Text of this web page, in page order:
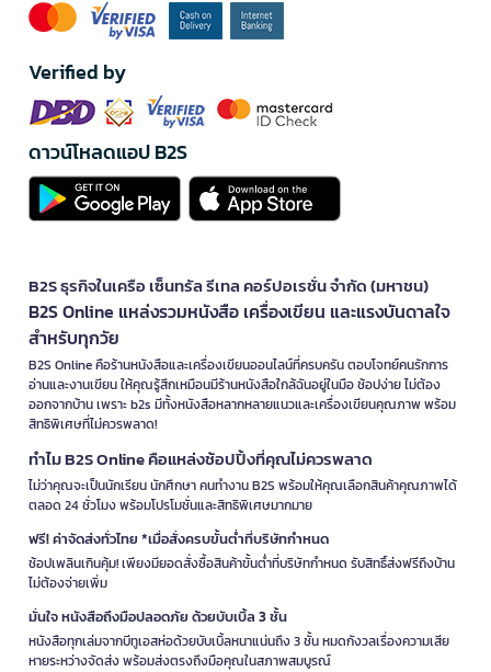
Verified by
ดาวน์โหลดแอป B2S
B2S ธุรกิจในเครือ เซ็นทรัล รีเทล คอร์ปอเรชั่น จำกัด (มหาชน)
B2S Online แหล่งรวมหนังสือ เครื่องเขียน และแรงบันดาลใจ
สำหรับทุกวัย
B2S Online คือร้านหนังสือและเครื่องเขียนออนไลน์ที่ครบครัน ตอบโจทย์คนรักการ
อ่านและงานเขียน ให้คุณรู้สึกเหมือนมีร้านหนังสือใกล้ฉันอยู่ในมือ ช้อปง่าย ไม่ต้อง
ออกจากบ้าน เพราะ b2s มีทั้งหนังสือหลากหลายแนวและเครื่องเขียนคุณภาพ พร้อม
สิทธิพิเศษที่ไม่ควรพลาด!
ทำไม B2S Online คือแหล่งช้อปปิ้งที่คุณไม่ควรพลาด
ไม่ว่าคุณจะเป็นนักเรียน นักศึกษา คนทำงาน B2S พร้อมให้คุณเลือกสินค้าคุณภาพได้
ตลอด 24 ชั่วโมง พร้อมโปรโมชั่นและสิทธิพิเศษมากมาย
ฟรี! ค่าจัดส่งทั่วไทย *เมื่อสั่งครบขั้นต่ำที่บริษัทกำหนด
ช้อปเพลินเกินคุ้ม! เพียงมียอดสั่งซื้อสินค้าขั้นต่ำที่บริษัทกำหนด รับสิทธิ์ส่งฟรีถึงบ้าน
ไม่ต้องจ่ายเพิ่ม
มั่นใจ หนังสือถึงมือปลอดภัย ด้วยบับเบิ้ล 3 ชั้น
หนังสือทุกเล่มจากบีทูเอสห่อด้วยบับเบิ้ลหนาแน่นถึง 3 ชั้น หมดกังวลเรื่องความเสีย
หายระหว่างจัดส่ง พร้อมส่งตรงถึงมือคุณในสภาพสมบูรณ์